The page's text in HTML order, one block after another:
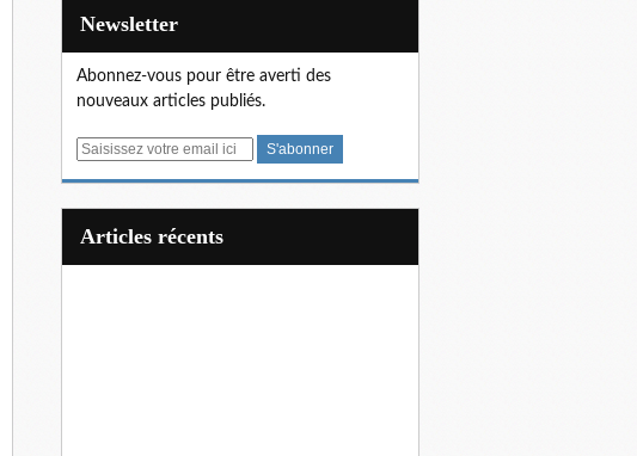
Newsletter
Abonnez-vous pour être averti des
nouveaux articles publiés.
E
articles récents